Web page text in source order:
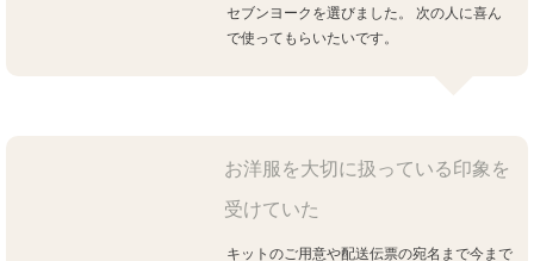
セブンヨークを選びました。
次の人に喜ん
で使ってもらいたいです。
お洋服を大切に扱っている印象を
受けていた
キットのご用意や配送伝票の宛名まで今まで